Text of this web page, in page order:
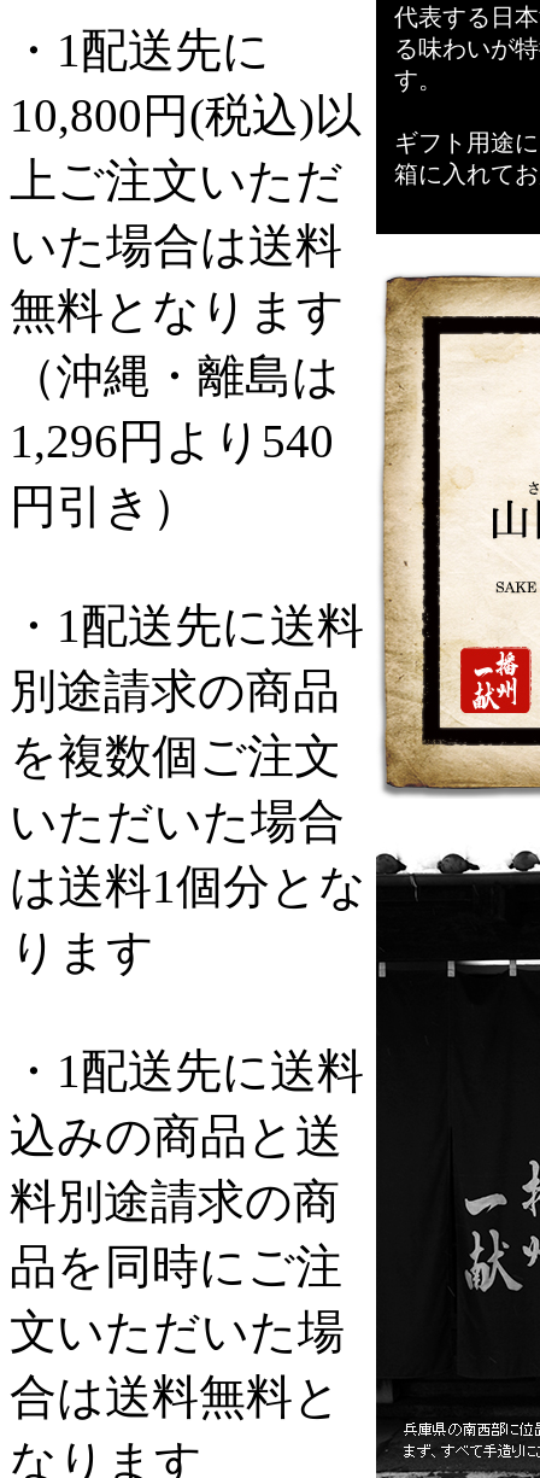
代表する日
る味わいが
す。
ギフト用途
箱に入れて
・1配送先に
10,800円(税込)以
上ご注文いただ
いた場合は送料
無料となります
（沖縄・離島は
1,296円より540
円引き）
・1配送先に送料
別途請求の商品
を複数個ご注文
いただいた場合
は送料1個分とな
ります
・1配送先に送料
込みの商品と送
料別途請求の商
品を同時にご注
文いただいた場
合は送料無料と
なります